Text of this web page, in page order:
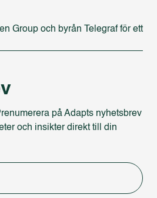
Group och byrån Telegraf för ett
på Adapts nyhetsbrev
och insikter direkt till din